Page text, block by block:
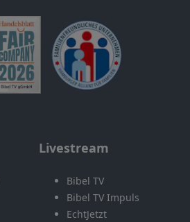
Livestream
Bibel TV
Bibel TV Impuls
EchtJetzt